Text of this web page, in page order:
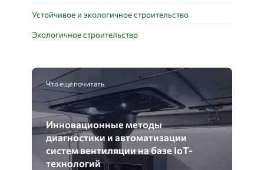
Устойчивое и экологичное строительство
Экологичное строительство
Что еще почитать
Инновационные методы
диагностики и автоматизации
систем вентиляции на базе IoT-
технологий